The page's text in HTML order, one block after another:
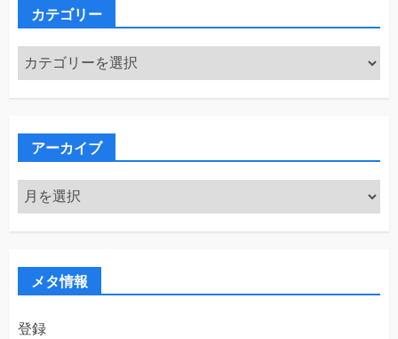
カテゴリー
カ
テ
ゴ
アーカイブ
ア
ー
カ
メタ情報
登録